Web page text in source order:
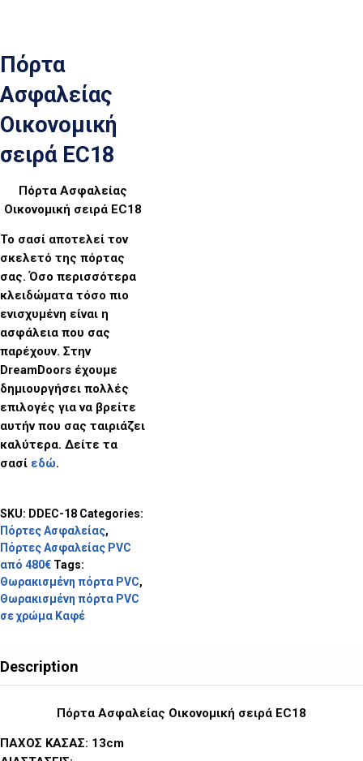
Πόρτα
Ασφαλείας
Οικονομική
σειρά EC18
Πόρτα Ασφαλείας
Οικονομική σειρά EC18
Το σασί αποτελεί τον
σκελετό της πόρτας
σας. Όσο περισσότερα
κλειδώματα τόσο πιο
ενισχυμένη είναι η
ασφάλεια που σας
παρέχουν. Στην
DreamDoors έχουμε
δημιουργήσει πολλές
επιλογές για να βρείτε
αυτήν που σας ταιριάζει
καλύτερα. Δείτε τα
σασί εδώ.
SKU: DDEC-18 Categories:
Πόρτες Ασφαλείας,
Πόρτες Ασφαλείας PVC
από 480€ Tags:
Θωρακισμένη πόρτα PVC,
Θωρακισμένη πόρτα PVC
σε χρώμα Καφέ
Description
Πόρτα Ασφαλείας Οικονομική σειρά EC18
ΠΑΧΟΣ ΚΑΣΑΣ: 13cm